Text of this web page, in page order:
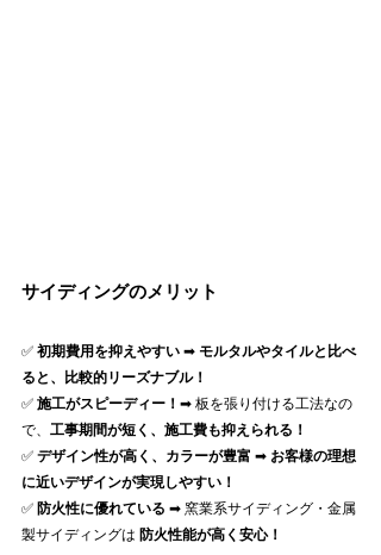
サイディングのメリット
✅ 初期費用を抑えやすい ➡ モルタルやタイルと比べ
ると、比較的リーズナブル！
✅ 施工がスピーディー！ ➡ 板を張り付ける工法なの
で、 工事期間が短く、施工費も抑えられる！
✅ デザイン性が高く、カラーが豊富 ➡ お客様の理想
に近いデザインが実現しやすい！
✅ 防火性に優れている ➡ 窯業系サイディング・金属
製サイディングは 防火性能が高く安心！